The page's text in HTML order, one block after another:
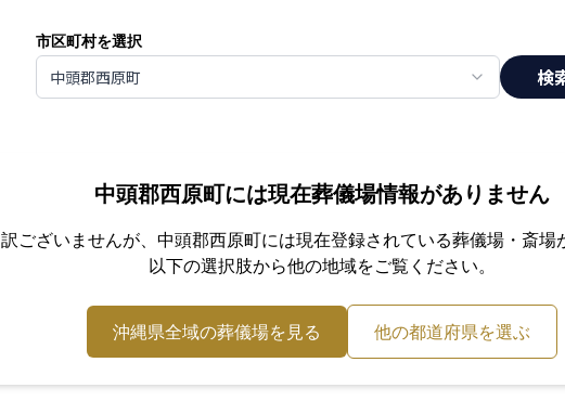
市区町村を選択
中頭郡西原町 検
中頭郡西原町には現在葬儀場情報がありません
ございませんが、 中頭郡西原町には現在登録されている葬儀場・斎場
以下の選択肢から他の地域をご覧ください。
沖縄県全域の葬儀場を見る 他の都道府県を選ぶ